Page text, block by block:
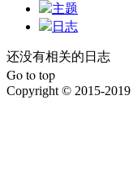
主题
日志
还没有相关的日志
Go to top
Copyright © 2015-2019